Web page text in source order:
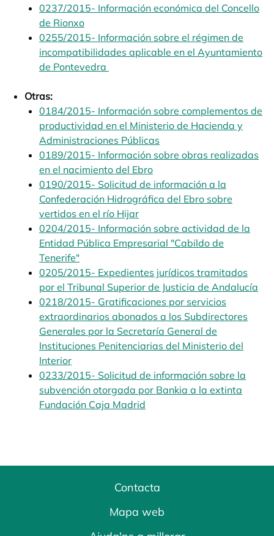
0237/2015- Información económica del Concello
de Rionxo
0255/2015- Información sobre el régimen de
incompatibilidades aplicable en el Ayuntamiento
de Pontevedra
Otras:
0184/2015- Información sobre complementos de
productividad en el Ministerio de Hacienda y
Administraciones Públicas
0189/2015- Información sobre obras realizadas
en el nacimiento del Ebro
0190/2015- Solicitud de información a la
Confederación Hidrográfica del Ebro sobre
vertidos en el río Hijar
0204/2015- Información sobre actividad de la
Entidad Pública Empresarial "Cabildo de
Tenerife"
0205/2015- Expedientes jurídicos tramitados
por el Tribunal Superior de Justicia de Andalucía
0218/2015- Gratificaciones por servicios
extraordinarios abonados a los Subdirectores
Generales por la Secretaría General de
Instituciones Penitenciarias del Ministerio del
Interior
0233/2015- Solicitud de información sobre la
subvención otorgada por Bankia a la extinta
Fundación Caja Madrid
Contacta
Mapa web